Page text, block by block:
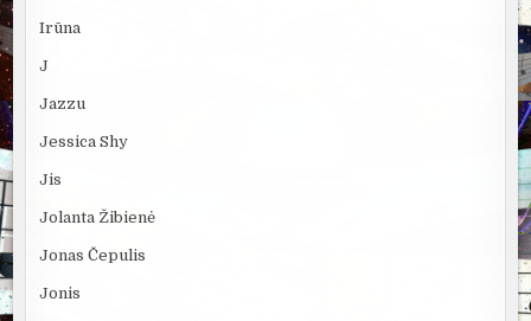
Irūna
J
Jazzu
Jessica Shy
Jis
Jolanta Žibienė
Jonas Čepulis
Jonis